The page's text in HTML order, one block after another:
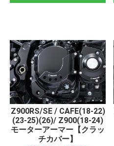
Z900RS/SE / CAFE(18-22)
(23-25)(26)/ Z900(18-24)
モーターアーマー【クラッ
チカバー】